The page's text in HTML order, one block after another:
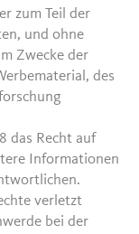
zum Teil der
und ohne
Zwecke der
des
das Recht auf
Informationen
verletzt
bei der